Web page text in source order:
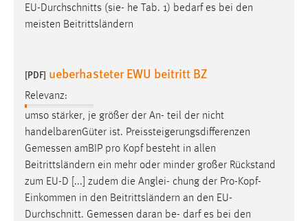
EU-Durchschnitts (sie- he Tab. 1) bedarf es bei den
meisten Beitrittsländern
[PDF] ueberhasteter EWU beitritt BZ
Relevanz:
umso stärker, je größer der An- teil der nicht
handelbarenGüter ist. Preissteigerungsdifferenzen
Gemessen amBIP pro Kopf besteht in allen
Beitrittsländern ein mehr oder minder großer Rückstand
zum EU-D [...] zudem die Anglei- chung der Pro-Kopf-
Einkommen in den Beitrittsländern an den EU-
Durchschnitt. Gemessen daran be- darf es bei den
Google Ireland Limited
Zweck:
Cookie Laufzeit:
Facebook Pixel
Name:
_fbp
Anbieter:
Facebook